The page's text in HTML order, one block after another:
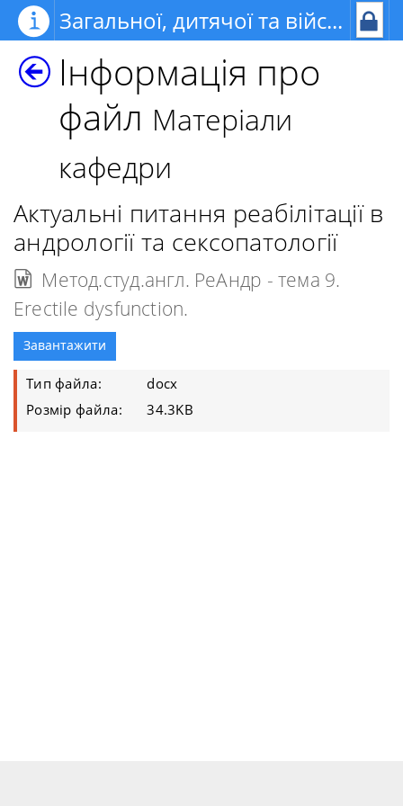
Загальної, дитячої та військової хірургії з курсом урології та офтальмології
Інформація про
файл Матеріали
кафедри
Актуальні питання реабілітації в
андрології та сексопатології
Метод.студ.англ. РеАндр - тема 9.
Erectile dysfunction.
Завантажити
Тип файла:
docx
Розмір файла:
34.3KB